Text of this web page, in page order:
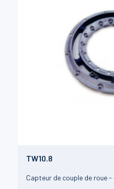
TW10.8
Capteur de couple de roue -